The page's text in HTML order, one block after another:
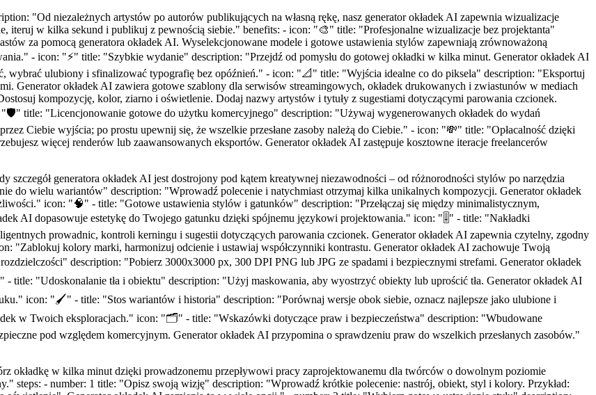
"Od niezależnych artystów po autorów publikujących na własną rękę, nasz generator okładek AI zapewnia wizualizacje
iteruj w kilka sekund i publikuj z pewnością siebie." benefits: - icon: "🎨" title: "Profesjonalne wizualizacje bez projektanta"
za pomocą generatora okładek AI. Wyselekcjonowane modele i gotowe ustawienia stylów zapewniają zrównoważoną
- icon: "⚡" title: "Szybkie wydanie" description: "Przejdź od pomysłu do gotowej okładki w kilka minut. Generator okładek AI
wybrać ulubiony i sfinalizować typografię bez opóźnień." - icon: "📐" title: "Wyjścia idealne co do piksela" description: "Eksportuj
Generator okładek AI zawiera gotowe szablony dla serwisów streamingowych, okładek drukowanych i zwiastunów w mediach
kompozycję, kolor, ziarno i oświetlenie. Dodaj nazwy artystów i tytuły z sugestiami dotyczącymi parowania czcionek.
title: "Licencjonowanie gotowe do użytku komercyjnego" description: "Używaj wygenerowanych okładek do wydań
Ciebie wyjścia; po prostu upewnij się, że wszelkie przesłane zasoby należą do Ciebie." - icon: "💸" title: "Opłacalność dzięki
więcej renderów lub zaawansowanych eksportów. Generator okładek AI zastępuje kosztowne iteracje freelancerów
generatora okładek AI jest dostrojony pod kątem kreatywnej niezawodności – od różnorodności stylów po narzędzia
do wielu wariantów" description: "Wprowadź polecenie i natychmiast otrzymaj kilka unikalnych kompozycji. Generator okładek
icon: "🧠" - title: "Gotowe ustawienia stylów i gatunków" description: "Przełączaj się między minimalistycznym,
AI dopasowuje estetykę do Twojego gatunku dzięki spójnemu językowi projektowania." icon: "🎚️" - title: "Nakładki
prowadnic, kontroli kerningu i sugestii dotyczących parowania czcionek. Generator okładek AI zapewnia czytelny, zgodny
"Zablokuj kolory marki, harmonizuj odcienie i ustawiaj współczynniki kontrastu. Generator okładek AI zachowuje Twoją
description: "Pobierz 3000x3000 px, 300 DPI PNG lub JPG ze spadami i bezpiecznymi strefami. Generator okładek
title: "Udoskonalanie tła i obiektu" description: "Użyj maskowania, aby wyostrzyć obiekty lub uprościć tła. Generator okładek AI
icon: "🖌️" - title: "Stos wariantów i historia" description: "Porównaj wersje obok siebie, oznacz najlepsze jako ulubione i
w Twoich eksploracjach." icon: "🗂️" - title: "Wskazówki dotyczące praw i bezpieczeństwa" description: "Wbudowane
pod względem komercyjnym. Generator okładek AI przypomina o sprawdzeniu praw do wszelkich przesłanych zasobów."
okładkę w kilka minut dzięki prowadzonemu przepływowi pracy zaprojektowanemu dla twórców o dowolnym poziomie
steps: - number: 1 title: "Opisz swoją wizję" description: "Wprowadź krótkie polecenie: nastrój, obiekt, styl i kolory. Przykład: